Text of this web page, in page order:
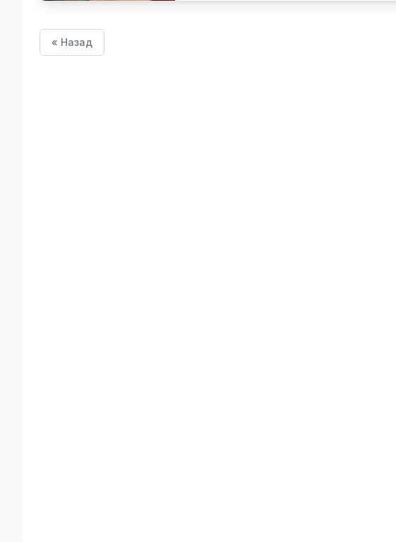
« Назад